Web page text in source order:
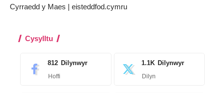
Cyrraedd y Maes | eisteddfod.cymru
Cysylltu
812 Dilynwyr
Hoffi
1.1K Dilynwyr
Dilyn